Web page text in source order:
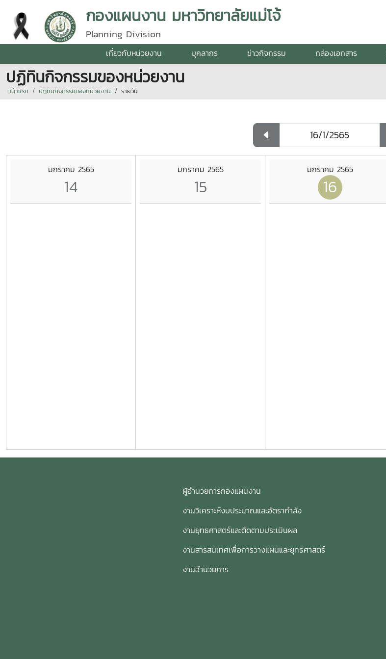
กองแผนงาน มหาวิทยาลัยแม่โจ้
Planning Division
เกี่ยวกับหน่วยงาน บุคลากร ข่าวกิจกรรม กล่องเอกสาร
ปฏิทินกิจกรรมของหน่วยงาน
หน้าแรก ปฏิทินกิจกรรมของหน่วยงาน รายวัน
มกราคม 2565
14
มกราคม 2565
15
มกราคม 2565
16
ผู้อำนวยการกองแผนงาน
งานวิเคราะห์งบประมาณและอัตรากำลัง
งานยุทธศาสตร์และติดตามประเมินผล
งานสารสนเทศเพื่อการวางแผนและยุทธศาสตร์
งานอำนวยการ